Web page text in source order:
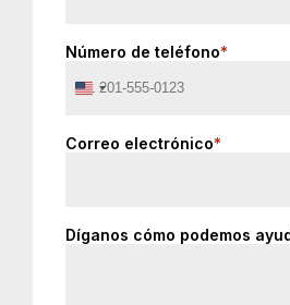
Número de teléfono*
United
Correo electrónico*
Díganos cómo podemos